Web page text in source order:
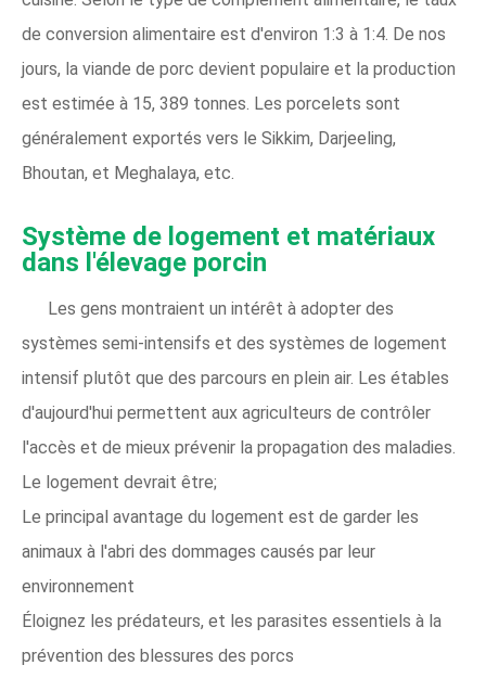
de conversion alimentaire est d'environ 1:3 à 1:4. De nos
jours, la viande de porc devient populaire et la production
est estimée à 15, 389 tonnes. Les porcelets sont
généralement exportés vers le Sikkim, Darjeeling,
Bhoutan, et Meghalaya, etc.
Système de logement et matériaux
dans l'élevage porcin
Les gens montraient un intérêt à adopter des
systèmes semi-intensifs et des systèmes de logement
intensif plutôt que des parcours en plein air. Les étables
d'aujourd'hui permettent aux agriculteurs de contrôler
l'accès et de mieux prévenir la propagation des maladies.
Le logement devrait être;
Le principal avantage du logement est de garder les
animaux à l'abri des dommages causés par leur
environnement
Éloignez les prédateurs, et les parasites essentiels à la
prévention des blessures des porcs